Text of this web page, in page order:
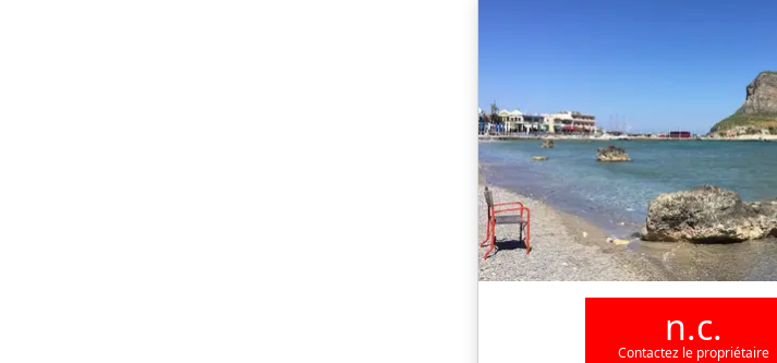
n.c.
Contactez le propriétaire